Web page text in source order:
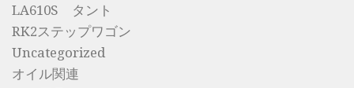
LA610S タント
RK2ステップワゴン
Uncategorized
オイル関連